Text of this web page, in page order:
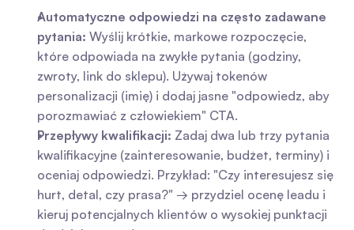
Automatyczne odpowiedzi na często zadawane
pytania: Wyślij krótkie, markowe rozpoczęcie,
które odpowiada na zwykłe pytania (godziny,
zwroty, link do sklepu). Używaj tokenów
personalizacji (imię) i dodaj jasne "odpowiedz, aby
porozmawiać z człowiekiem" CTA.
Przepływy kwalifikacji: Zadaj dwa lub trzy pytania
kwalifikacyjne (zainteresowanie, budżet, terminy) i
oceniaj odpowiedzi. Przykład: "Czy interesujesz się
hurt, detal, czy prasa?" → przydziel ocenę leadu i
kieruj potencjalnych klientów o wysokiej punktacji